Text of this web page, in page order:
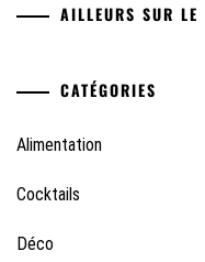
AILLEURS SUR LE
CATÉGORIES
Alimentation
Cocktails
Déco